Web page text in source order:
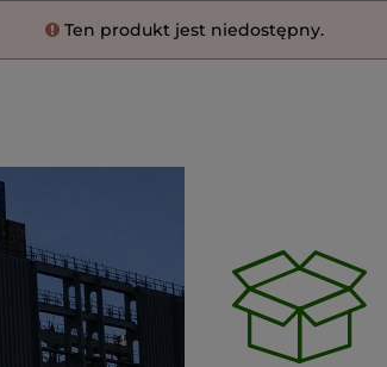
Ten produkt jest niedostępny.